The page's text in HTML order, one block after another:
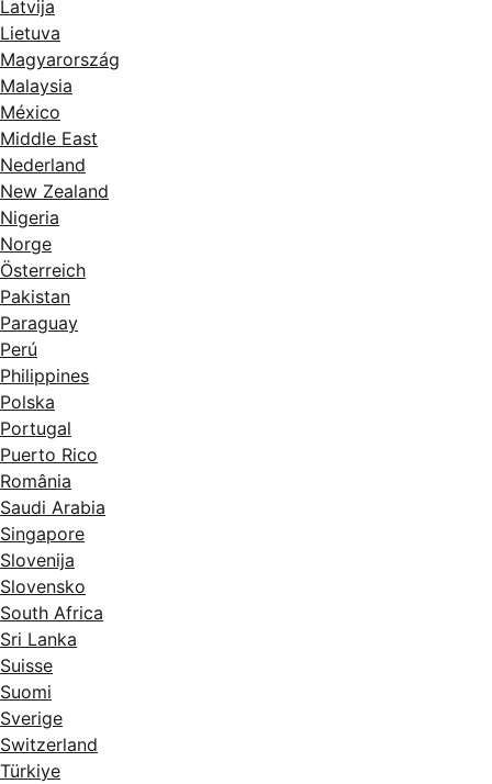
Latvija
Lietuva
Magyarország
Malaysia
México
Middle East
Nederland
New Zealand
Nigeria
Norge
Österreich
Pakistan
Paraguay
Perú
Philippines
Polska
Portugal
Puerto Rico
România
Saudi Arabia
Singapore
Slovenija
Slovensko
South Africa
Sri Lanka
Suisse
Suomi
Sverige
Switzerland
Türkiye